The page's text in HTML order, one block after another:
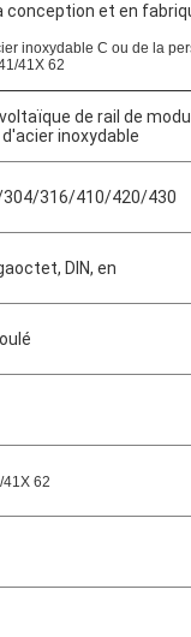
conception et en
inoxydable C ou de la
41X 62
de rail de
inoxydable
316/410/420/430
DIN, en
62